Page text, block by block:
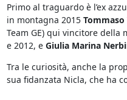
Primo al traguardo è l’ex
in montagna 2015 Tommaso
Team GE) qui vincitore della
e 2012, e Giulia Marina
Tra le curiosità, anche la
sua fidanzata Nicla, che ha